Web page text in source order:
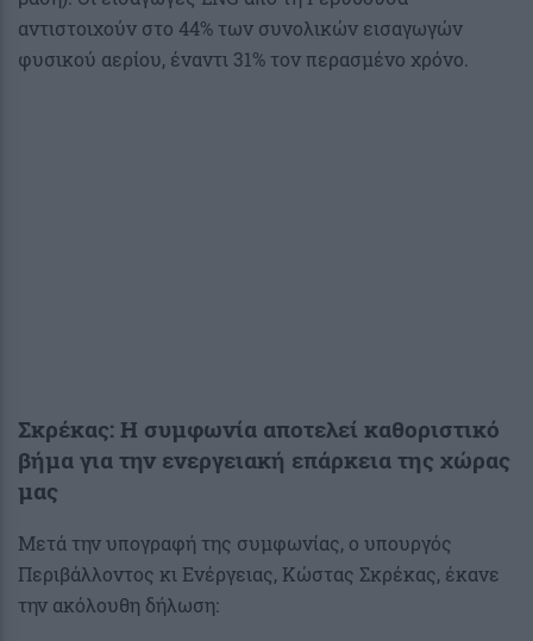
αντιστοιχούν στο 44% των συνολικών εισαγωγών
φυσικού αερίου, έναντι 31% τον περασμένο χρόνο.
Σκρέκας: Η συμφωνία αποτελεί καθοριστικό
βήμα για την ενεργειακή επάρκεια της χώρας
μας
Μετά την υπογραφή της συμφωνίας, ο υπουργός
Περιβάλλοντος κι Ενέργειας, Κώστας Σκρέκας, έκανε
την ακόλουθη δήλωση: